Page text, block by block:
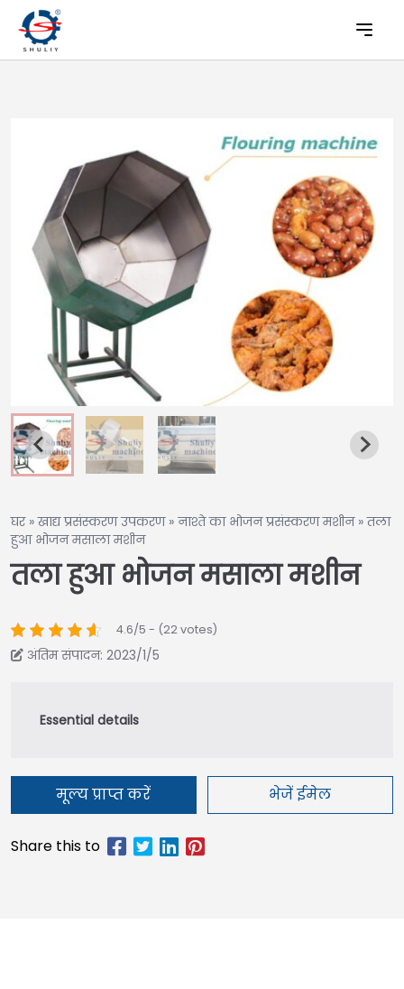
घर»खाद्य प्रसंस्करण उपकरण» नाश्ते का भोजन प्रसंस्करण मशीन»तला
हुआ भोजन मसाला मशीन
तला हुआ भोजन मसाला मशीन
4.6/5 - (22 votes)
अंतिम संपादन: 2023/1/5
मूल्य प्राप्त करें भेजें ईमेल